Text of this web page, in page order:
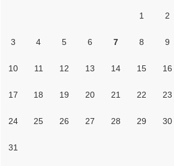
1 2
3 4 5 6 7 8 9
10 11 12 13 14 15 16
17 18 19 20 21 22 23
24 25 26 27 28 29 30
31